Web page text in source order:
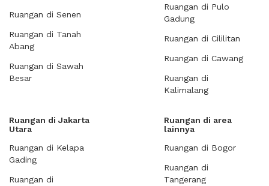
Ruangan di Senen
Ruangan di Tanah
Abang
Ruangan di Sawah
Besar
Ruangan di Pulo
Gadung
Ruangan di Cililitan
Ruangan di Cawang
Ruangan di
Kalimalang
Ruangan di Jakarta
Utara
Ruangan di Kelapa
Gading
Ruangan di
Ruangan di area
lainnya
Ruangan di Bogor
Ruangan di
Tangerang